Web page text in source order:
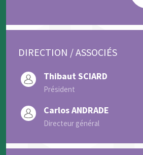
DIRECTION / ASSOCIÉS
Thibaut SCIARD
Président
Carlos ANDRADE
Directeur général